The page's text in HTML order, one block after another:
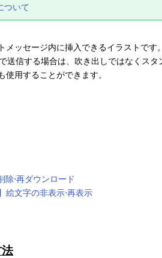
ついて
メッセージ内に挿入できるイラストです。
送信する場合は、吹き出しではなくスタ
使用することができます。
除⋅再ダウンロード
絵文字の非表示⋅再表示